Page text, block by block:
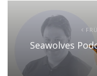
Seawolves